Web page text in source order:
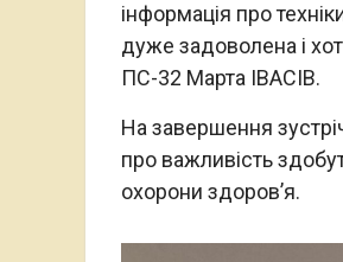
інформація про
дуже задоволена і
ПС-32 Марта ІВАСІВ.
На завершення
про важливість
охорони здоров’я.